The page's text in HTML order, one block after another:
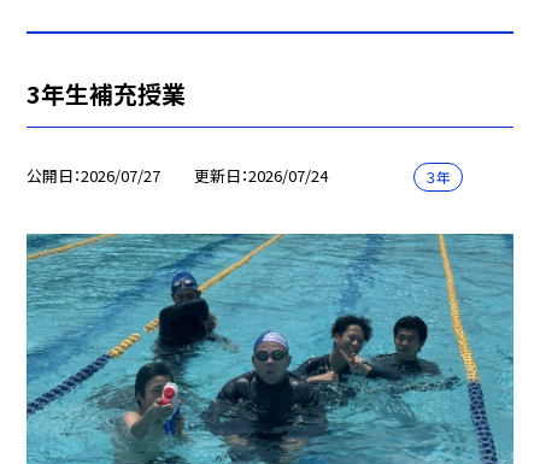
3年生補充授業
公開日 2026/07/27 更新日 2026/07/24 ３年